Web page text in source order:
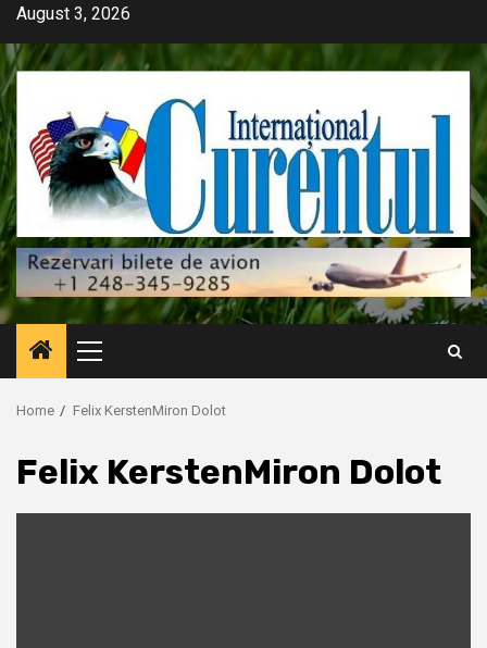
Skip
content
August 3, 2026
Primary
Menu
Home Felix KerstenMiron Dolot
Felix KerstenMiron Dolot